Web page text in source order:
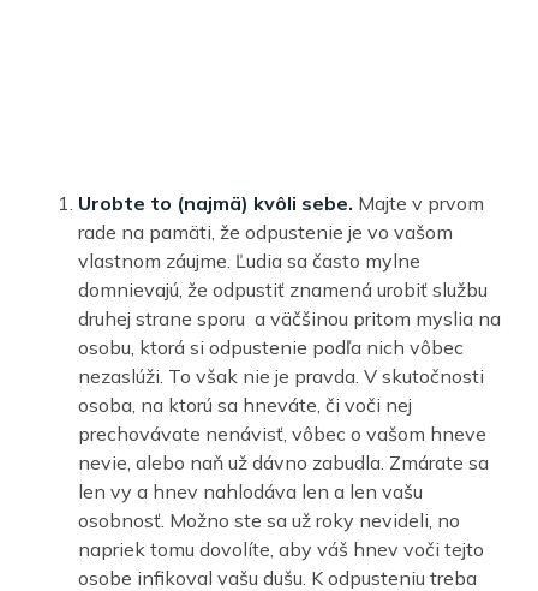
Urobte to (najmä) kvôli sebe. Majte v prvom
rade na pamäti, že odpustenie je vo vašom
vlastnom záujme. Ľudia sa často mylne
domnievajú, že odpustiť znamená urobiť službu
druhej strane sporu a väčšinou pritom myslia na
osobu, ktorá si odpustenie podľa nich vôbec
nezaslúži. To však nie je pravda. V skutočnosti
osoba, na ktorú sa hneváte, či voči nej
prechovávate nenávisť, vôbec o vašom hneve
nevie, alebo naň už dávno zabudla. Zmárate sa
len vy a hnev nahlodáva len a len vašu
osobnosť. Možno ste sa už roky nevideli, no
napriek tomu dovolíte, aby váš hnev voči tejto
osobe infikoval vašu dušu. K odpusteniu treba